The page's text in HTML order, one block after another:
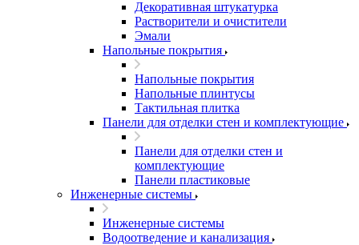
Декоративная штукатурка
Растворители и очистители
Эмали
Напольные покрытия
Напольные покрытия
Напольные плинтусы
Тактильная плитка
Панели для отделки стен и комплектующие
Панели для отделки стен и
комплектующие
Панели пластиковые
Инженерные системы
Инженерные системы
Водоотведение и канализация